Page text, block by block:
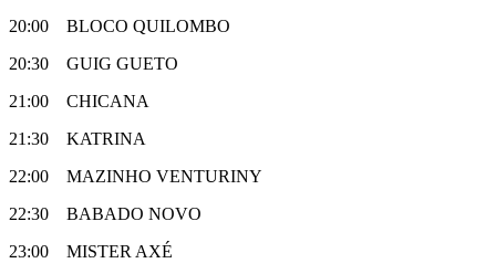
20:00 BLOCO QUILOMBO
20:30 GUIG GUETO
21:00 CHICANA
21:30 KATRINA
22:00 MAZINHO VENTURINY
22:30 BABADO NOVO
23:00 MISTER AXÉ